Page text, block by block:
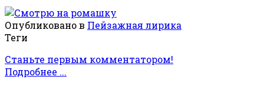
Опубликовано в Пейзажная лирика
Теги
Станьте первым комментатором!
Подробнее ...